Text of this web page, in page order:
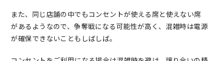
また、同じ店舗の中でもコンセントが使える席と使えない席
があるようなので、争奪戦になる可能性が高く、混雑時は電源
が確保できないこともしばしば。